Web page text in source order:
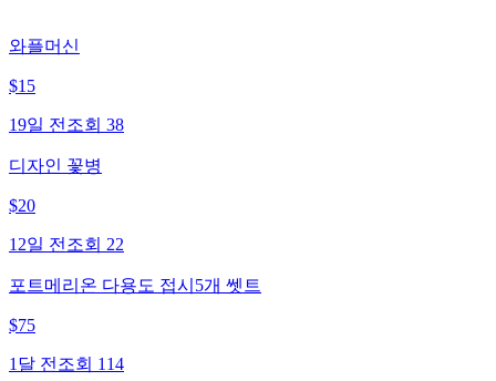
와플머신
$15
19일 전 조회 38
디자인 꽃병
$20
12일 전 조회 22
포트메리온 다용도 접시5개 쎗트
$75
1달 전 조회 114